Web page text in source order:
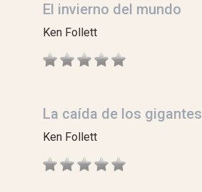
El invierno del mundo
Ken Follett
La caída de los gigantes
Ken Follett